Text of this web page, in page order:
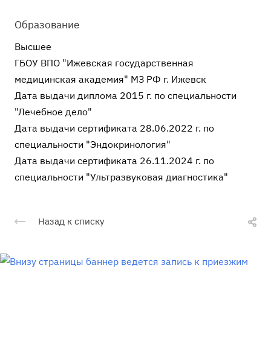
Образование
Высшее
ГБОУ ВПО "Ижевская государственная
медицинская академия" МЗ РФ г. Ижевск
Дата выдачи диплома 2015 г. по специальности
"Лечебное дело"
Дата выдачи сертификата 28.06.2022 г. по
специальности "Эндокринология"
Дата выдачи сертификата 26.11.2024 г. по
специальности "Ультразвуковая диагностика"
Назад к списку